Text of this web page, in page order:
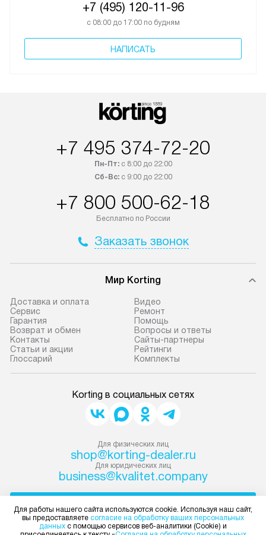
+7 (495) 120-11-96
с 08:00 до 17:00 по будням
НАПИСАТЬ
+7 495 374-72-20
Пн-Пт:с 8:00 до 22:00
Сб-Вс:с 9:00 до 22:00
+7 800 500-62-18
Бесплатно по России
Заказать звонок
Мир Korting
Доставка и оплата
Сервис
Гарантия
Возврат и обмен
Контакты
Статьи и акции
Глоссарий
Видео
Ремонт
Помощь
Вопросы и ответы
Сайты-партнеры
Рейтинги
Комплекты
Korting в социальных сетях
Для физических лиц
shop@korting-dealer.ru
Для юридических лиц
business@kvalitet.company
Для работы нашего сайта используются cookie. Используя наш сайт,
вы предоставляете согласие на обработку ваших персональных
данных с помощью сервисов веб-аналитики (Cookie) и